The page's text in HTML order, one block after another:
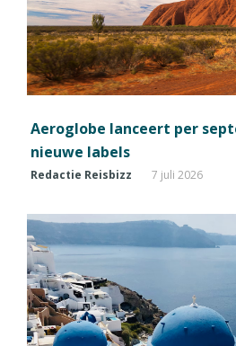
Aeroglobe lanceert per
nieuwe labels
Redactie Reisbizz 7 juli 2026